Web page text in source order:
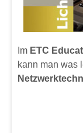
Im ETC
kann man was